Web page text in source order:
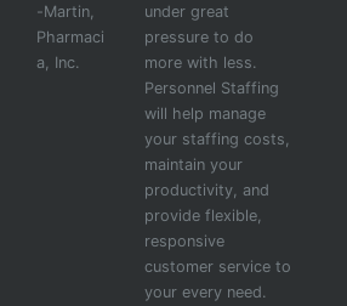
-Martin,
Pharmaci
a, Inc.
under great
pressure to do
more with less.
Personnel Staffing
will help manage
your staffing costs,
maintain your
productivity, and
provide flexible,
responsive
customer service to
your every need.